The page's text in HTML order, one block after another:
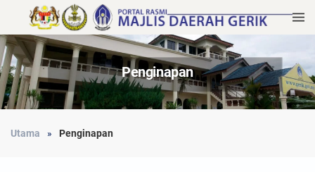
Penginapan
Utama Penginapan